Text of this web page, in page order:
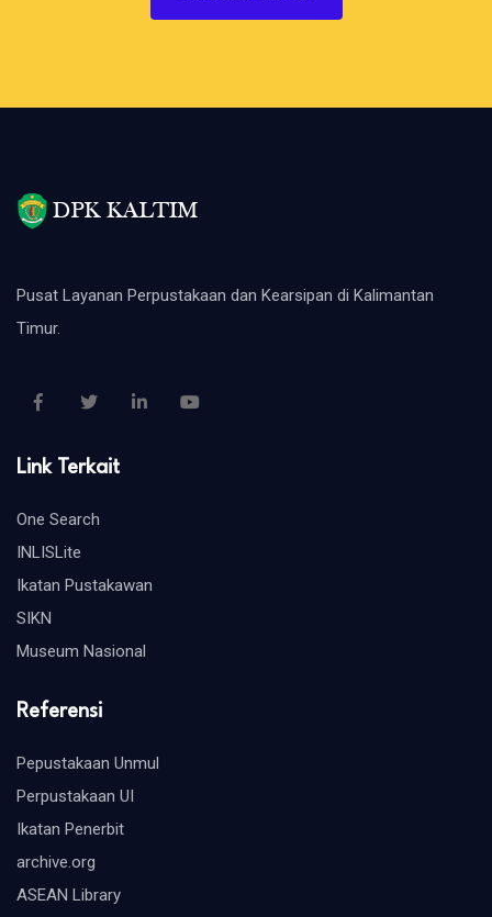
Pusat Layanan Perpustakaan dan Kearsipan di Kalimantan
Timur.
Link Terkait
One Search
INLISLite
Ikatan Pustakawan
SIKN
Museum Nasional
Referensi
Pepustakaan Unmul
Perpustakaan UI
Ikatan Penerbit
archive.org
ASEAN Library